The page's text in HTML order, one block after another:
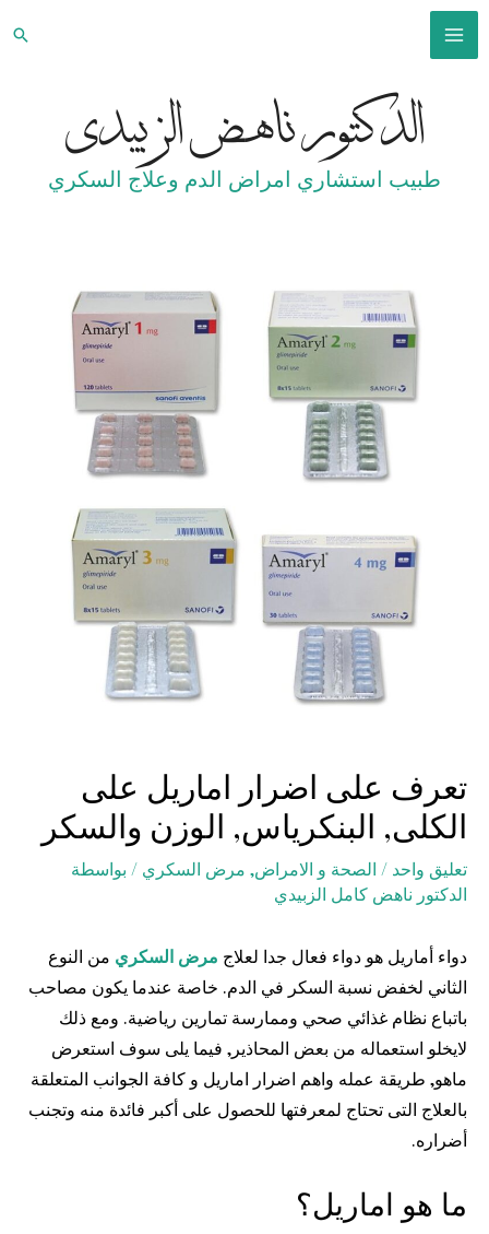
تخطي
MAIN
MENU
الدكتور ناهض الزبيدي
طبيب استشاري امراض الدم وعلاج السكري
تعرف على اضرار اماريل على
الكلى, البنكرياس, الوزن والسكر
تعليق واحد / الصحة و الامراض, مرض السكري / بواسطة
الدكتور ناهض كامل الزبيدي
دواء أماريل هو دواء فعال جدا لعلاج مرض السكري من النوع
الثاني لخفض نسبة السكر في الدم. خاصة عندما يكون مصاحب
باتباع نظام غذائي صحي وممارسة تمارين رياضية. ومع ذلك
لايخلو استعماله من بعض المحاذير, فيما يلى سوف استعرض
ماهو, طريقة عمله واهم اضرار اماريل و كافة الجوانب المتعلقة
بالعلاج التى تحتاج لمعرفتها للحصول على أكبر فائدة منه وتجنب
أضراره.
ما هو اماريل؟